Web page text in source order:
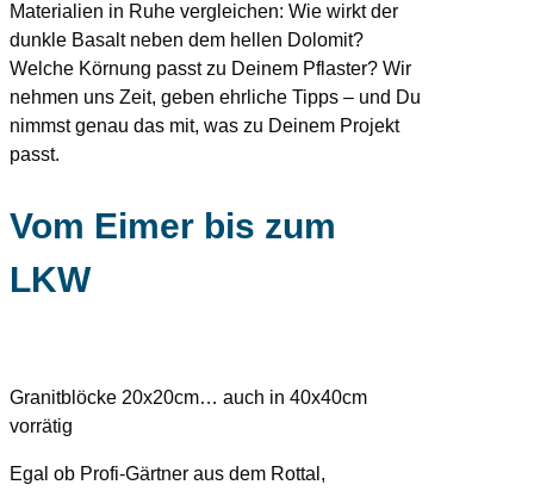
Materialien in Ruhe vergleichen: Wie wirkt der
dunkle Basalt neben dem hellen Dolomit?
Welche Körnung passt zu Deinem Pflaster? Wir
nehmen uns Zeit, geben ehrliche Tipps – und Du
nimmst genau das mit, was zu Deinem Projekt
passt.
Vom Eimer bis zum
LKW
Granitblöcke 20x20cm… auch in 40x40cm
vorrätig
Egal ob Profi-Gärtner aus dem Rottal,